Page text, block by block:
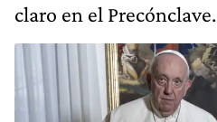
claro en el Precónclave.